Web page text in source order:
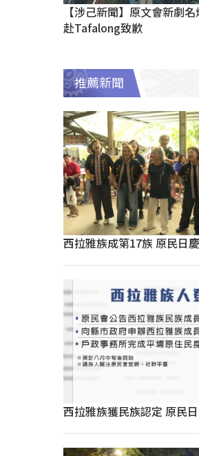
【涉己新聞】原文會新劇
赴Tafalong致歉
推薦新聞
西拉雅族成第17族 原民日
西拉雅族獲民族認定 原民